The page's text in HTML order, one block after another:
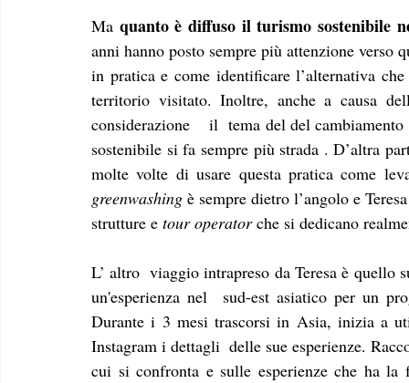
Ma quanto è diffuso il turismo sostenibile
anni hanno posto sempre più attenzione verso
in pratica e come identificare l’alternativa
territorio visitato. Inoltre, anche a causa
considerazione    il  tema del del
sostenibile si fa sempre più strada . D’altra
greenwashing è sempre dietro l’angolo e
strutture e tour operator che si dedicano
L’ altro  viaggio intrapreso da Teresa è
un'esperienza nel  sud-est asiatico per un
Durante i 3 mesi trascorsi in Asia, inizia a
Instagram i dettagli  delle sue esperienze.
cui si confronta e sulle esperienze che ha